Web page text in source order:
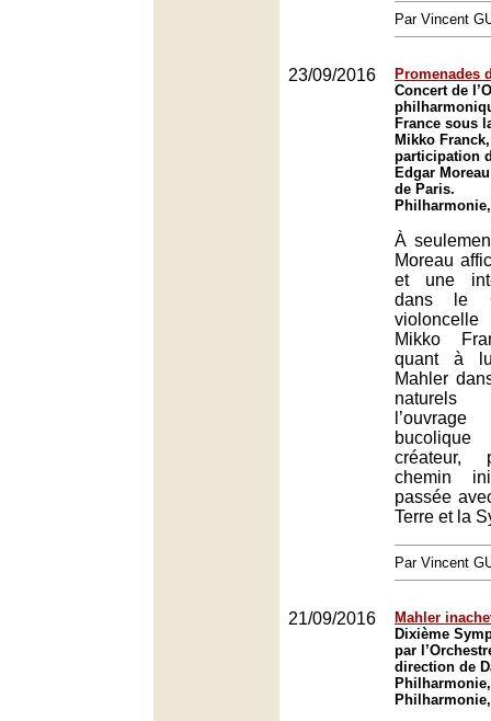
Par Vincent
23/09/2016
Promenades
Concert de
France sous
Mikko
participation
Edgar
de Paris.
À
Moreau
et une
dans le
violoncelle
Mikko
quant à
Mahler
naturels
créateur,
chemin
passée
Terre et la
Par Vincent
21/09/2016
Mahler
Dixième
par
direction de